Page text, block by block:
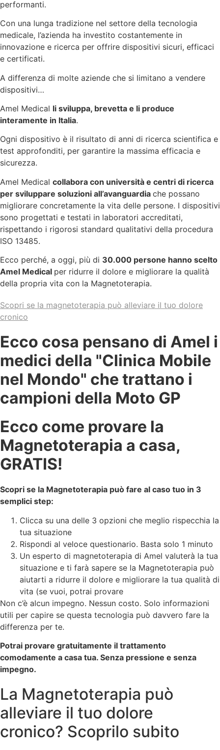
performanti.
Con una lunga tradizione nel settore della tecnologia
medicale, l’azienda ha investito costantemente in
innovazione e ricerca per offrire dispositivi sicuri, efficaci
e certificati.
A differenza di molte aziende che si limitano a vendere
dispositivi…
Amel Medical li sviluppa, brevetta e li produce
interamente in Italia.
Ogni dispositivo è il risultato di anni di ricerca scientifica e
test approfonditi, per garantire la massima efficacia e
sicurezza.
Amel Medical collabora con università e centri di ricerca
per sviluppare soluzioni all’avanguardia che possano
migliorare concretamente la vita delle persone. I dispositivi
sono progettati e testati in laboratori accreditati,
rispettando i rigorosi standard qualitativi della procedura
ISO 13485.
Ecco perché, a oggi, più di 30.000 persone hanno scelto
Amel Medical per ridurre il dolore e migliorare la qualità
della propria vita con la Magnetoterapia.
Scopri se la magnetoterapia può alleviare il tuo dolore
cronico
Ecco cosa pensano di Amel i
medici della "Clinica Mobile
nel Mondo" che trattano i
campioni della Moto GP
Ecco come provare la
Magnetoterapia a casa,
GRATIS!
Scopri se la Magnetoterapia può fare al caso tuo in 3
semplici step:
Clicca su una delle 3 opzioni che meglio rispecchia la
tua situazione
Rispondi al veloce questionario. Basta solo 1 minuto
Un esperto di magnetoterapia di Amel valuterà la tua
situazione e ti farà sapere se la Magnetoterapia può
aiutarti a ridurre il dolore e migliorare la tua qualità di
vita (se vuoi, potrai provare
Non c’è alcun impegno. Nessun costo. Solo informazioni
utili per capire se questa tecnologia può davvero fare la
differenza per te.
Potrai provare gratuitamente il trattamento
comodamente a casa tua. Senza pressione e senza
impegno.
La Magnetoterapia può
alleviare il tuo dolore
cronico? Scoprilo subito